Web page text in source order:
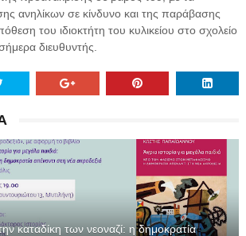
ανηλίκων σε κίνδυνο και της παράβασης
του ιδιοκτήτη του κυλικείου στο σχολείο
διευθυντής.
καταδίκη των νεοναζί: η δημοκρατία